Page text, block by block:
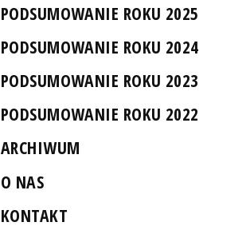
PODSUMOWANIE ROKU 2025
PODSUMOWANIE ROKU 2024
PODSUMOWANIE ROKU 2023
PODSUMOWANIE ROKU 2022
ARCHIWUM
O NAS
KONTAKT